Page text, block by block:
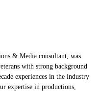
& Media consultant, was
with strong background
experiences in the industry
expertise in productions,